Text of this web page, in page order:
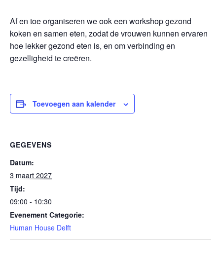
Af en toe organiseren we ook een workshop gezond
koken en samen eten, zodat de vrouwen kunnen ervaren
hoe lekker gezond eten is, en om verbinding en
gezelligheid te creëren.
Toevoegen aan kalender
GEGEVENS
Datum:
3 maart 2027
Tijd:
09:00 - 10:30
Evenement Categorie:
Human House Delft